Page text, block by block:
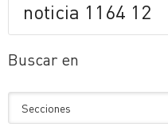
Buscar en